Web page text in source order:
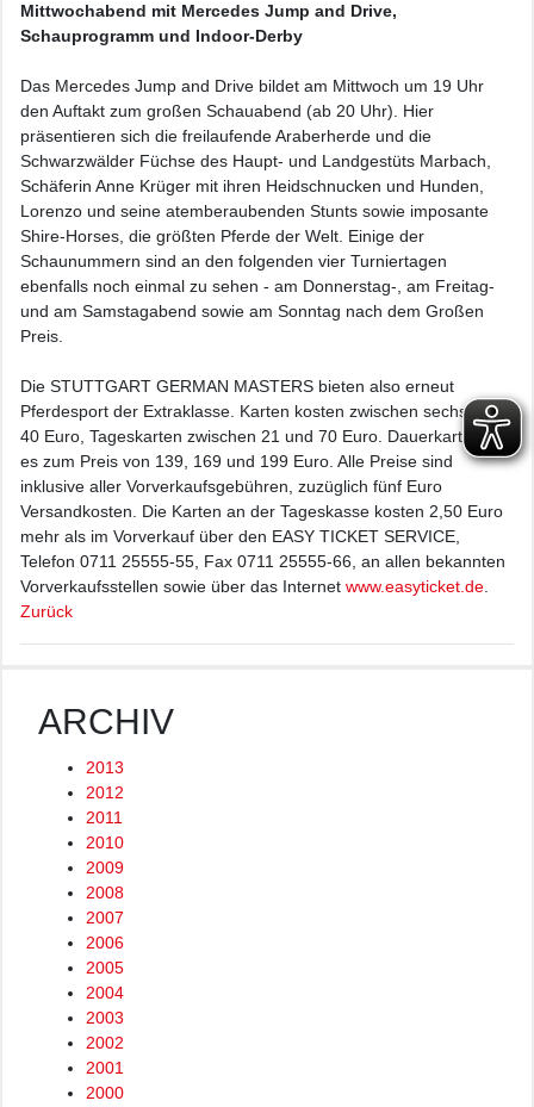
Mittwochabend mit Mercedes Jump and Drive,
Schauprogramm und Indoor-Derby
Das Mercedes Jump and Drive bildet am Mittwoch um 19 Uhr
den Auftakt zum großen Schauabend (ab 20 Uhr). Hier
präsentieren sich die freilaufende Araberherde und die
Schwarzwälder Füchse des Haupt- und Landgestüts Marbach,
Schäferin Anne Krüger mit ihren Heidschnucken und Hunden,
Lorenzo und seine atemberaubenden Stunts sowie imposante
Shire-Horses, die größten Pferde der Welt. Einige der
Schaunummern sind an den folgenden vier Turniertagen
ebenfalls noch einmal zu sehen - am Donnerstag-, am Freitag-
und am Samstagabend sowie am Sonntag nach dem Großen
Preis.
Die STUTTGART GERMAN MASTERS bieten also erneut
Pferdesport der Extraklasse. Karten kosten zwischen sechs und
40 Euro, Tageskarten zwischen 21 und 70 Euro. Dauerkarten gibt
es zum Preis von 139, 169 und 199 Euro. Alle Preise sind
inklusive aller Vorverkaufsgebühren, zuzüglich fünf Euro
Versandkosten. Die Karten an der Tageskasse kosten 2,50 Euro
mehr als im Vorverkauf über den EASY TICKET SERVICE,
Telefon 0711 25555-55, Fax 0711 25555-66, an allen bekannten
Vorverkaufsstellen sowie über das Internet www.easyticket.de
Zurück
ARCHIV
2013
2012
2011
2010
2009
2008
2007
2006
2005
2004
2003
2002
2001
2000